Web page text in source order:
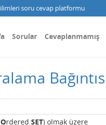
soru cevap platformu
Sorular Cevaplanmamış
OrderedSET) olmak üzere